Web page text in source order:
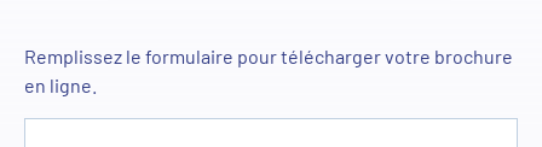
Remplissez le formulaire pour télécharger votre brochure
en ligne.